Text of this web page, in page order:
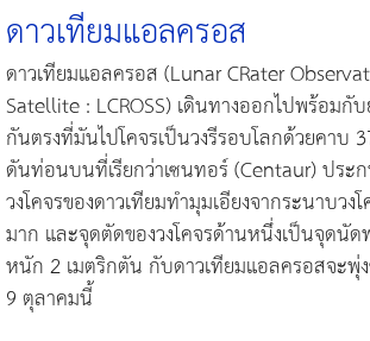
ดาวเทียมแอลครอส
ดาวเทียมแอลครอส (Lunar CRater
Satellite : LCROSS) เดินทางออกไปพร้อมกั
กันตรงที่มันไปโคจรเป็นวงรีรอบโลกด้วยคาบ
ดันท่อนบนที่เรียกว่าเซนทอร์ (Centaur) ประ
วงโคจรของดาวเทียมทำมุมเอียงจากระนาบวง
มาก และจุดตัดของวงโคจรด้านหนึ่งเป็นจุดนั
หนัก 2 เมตริกตัน กับดาวเทียมแอลครอสจะพุ่
9 ตุลาคมนี้